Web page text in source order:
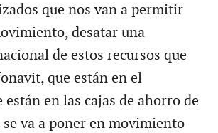
que nos van a permitir
desatar una
de estos recursos que
que están en el
están en las cajas de ahorro de
va a poner en movimiento